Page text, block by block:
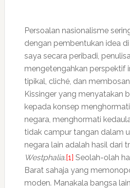
Persoalan nasionalisme
dengan pembentukan idea
saya secara peribadi,
mengetengahkan perspektif
tipikal, cliché, dan
Kissinger yang menyatakan
kepada konsep
negara, menghormati
tidak campur tangan dalam
negara lain adalah hasil dari
Westphalia.[1] Seolah-olah
Barat sahaja yang
moden. Manakala bangsa